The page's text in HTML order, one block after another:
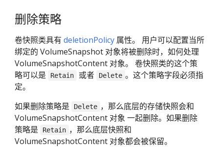
删除策略
卷快照类具有 deletionPolicy 属性。 用户可以配置当所
绑定的 VolumeSnapshot 对象将被删除时，如何处理
VolumeSnapshotContent 对象。 卷快照类的这个策
略可以是
Retain 或者 Delete 。这个策略字段必须指
定。
如果删除策略是
Delete ，那么底层的存储快照会和
VolumeSnapshotContent 对象 一起删除。如果删除
策略是
Retain ，那么底层快照和
VolumeSnapshotContent 对象都会被保留。